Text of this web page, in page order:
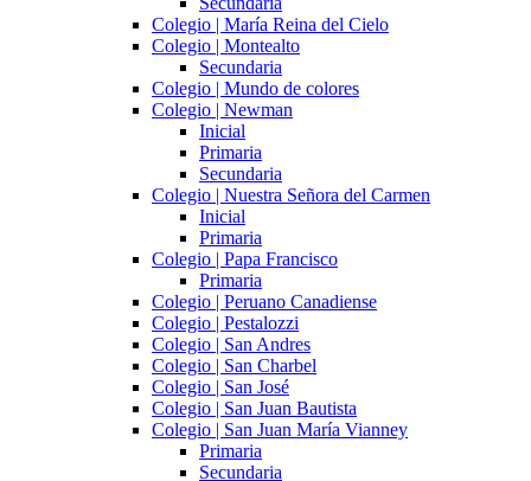
Colegio | María Reina del Cielo
Colegio | Montealto
Secundaria
Colegio | Mundo de colores
Colegio | Newman
Inicial
Primaria
Secundaria
Colegio | Nuestra Señora del Carmen
Inicial
Primaria
Colegio | Papa Francisco
Primaria
Colegio | Peruano Canadiense
Colegio | Pestalozzi
Colegio | San Andres
Colegio | San Charbel
Colegio | San José
Colegio | San Juan Bautista
Colegio | San Juan María Vianney
Primaria
Secundaria